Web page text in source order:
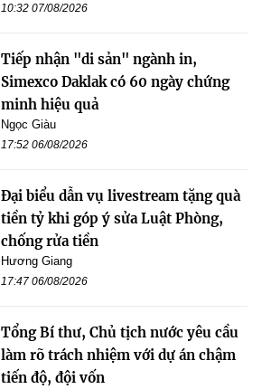
10:32 07/08/2026
Tiếp nhận "di sản" ngành in,
Simexco Daklak có 60 ngày chứng
minh hiệu quả
Ngọc Giàu
17:52 06/08/2026
Đại biểu dẫn vụ livestream tặng quà
tiền tỷ khi góp ý sửa Luật Phòng,
chống rửa tiền
Hương Giang
17:47 06/08/2026
Tổng Bí thư, Chủ tịch nước yêu cầu
làm rõ trách nhiệm với dự án chậm
tiến độ, đội vốn